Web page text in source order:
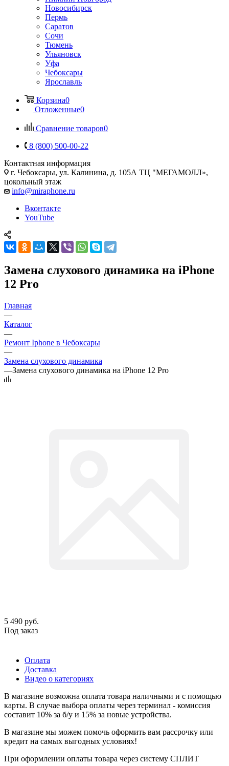
Новосибирск
Пермь
Саратов
Сочи
Тюмень
Ульяновск
Уфа
Чебоксары
Ярославль
Корзина0
Отложенные0
Сравнение товаров0
8 (800) 500-00-22
Контактная информация
г. Чебоксары, ул. Калинина, д. 105А ТЦ "МЕГАМОЛЛ»,
цокольный этаж
info@miraphone.ru
Вконтакте
YouTube
Замена слухового динамика на iPhone
12 Pro
Главная
—
Каталог
—
Ремонт Iphone в Чебоксары
—
Замена слухового динамика
—Замена слухового динамика на iPhone 12 Pro
5 490 руб.
Под заказ
Оплата
Доставка
Видео о категориях
В магазине возможна оплата товара наличными и с помощью
карты. В случае выбора оплаты через терминал - комиссия
составит 10% за б/у и 15% за новые устройства.
В магазине мы можем помочь оформить вам рассрочку или
кредит на самых выгодных условиях!
При оформлении оплаты товара через систему СПЛИТ